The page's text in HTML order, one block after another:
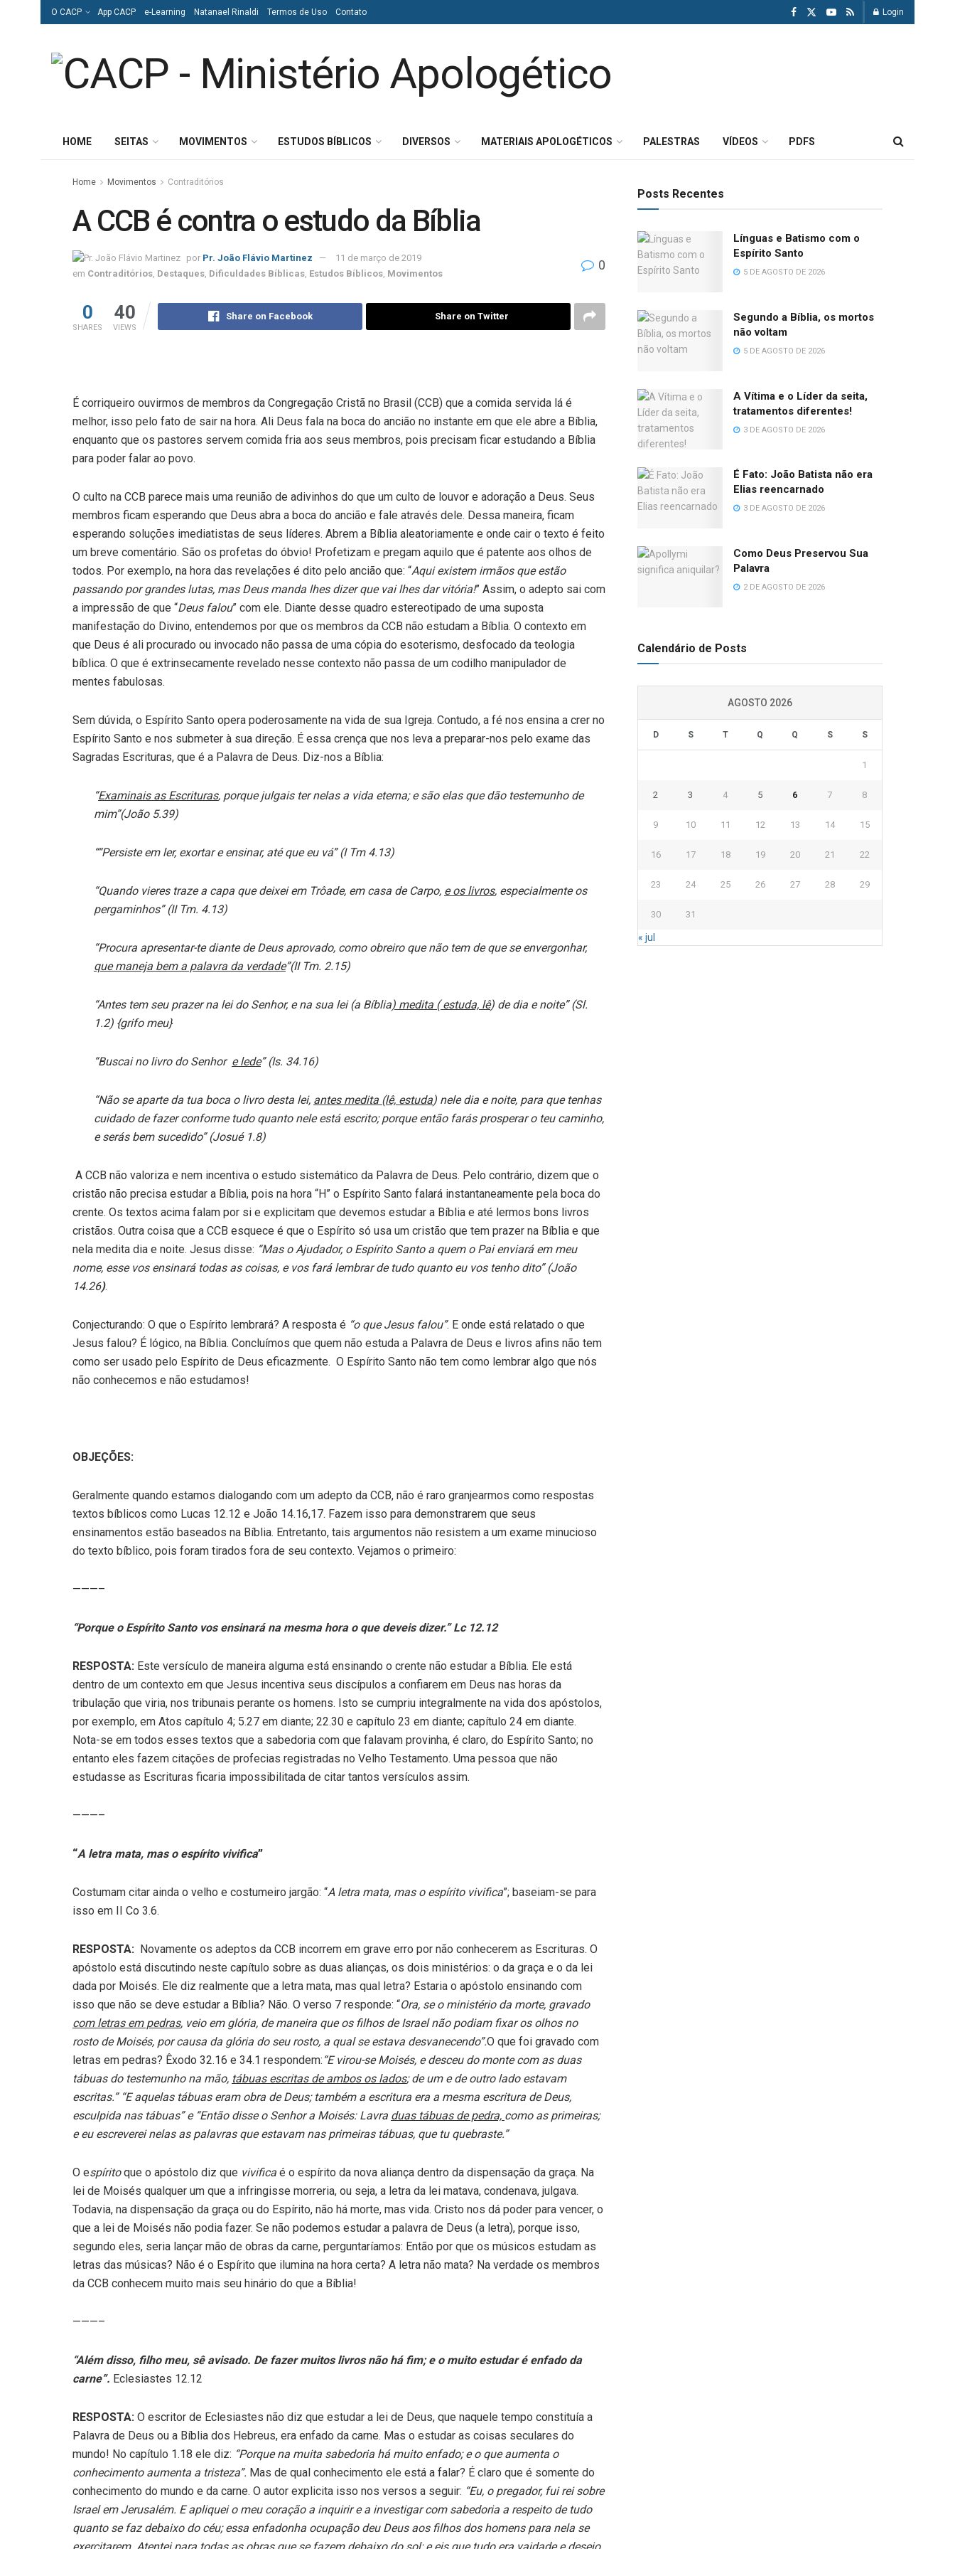
O CACP App CACP e-Learning Natanael Rinaldi Termos de Uso Contato Login
HOME SEITAS MOVIMENTOS ESTUDOS BÍBLICOS DIVERSOS MATERIAIS APOLOGÉTICOS PALESTRAS VÍDEOS PDFS
Home Movimentos Contraditórios
A CCB é contra o estudo da Bíblia
por Pr. João Flávio Martinez
11 de março de 2019
em Contraditórios, Destaques, Dificuldades Bíblicas, Estudos Bíblicos, Movimentos
0
0
SHARES
40
VIEWS
Share on Facebook Share on Twitter
É corriqueiro ouvirmos de membros da Congregação Cristã no Brasil (CCB) que a comida servida lá é
melhor, isso pelo fato de sair na hora. Ali Deus fala na boca do ancião no instante em que ele abre a Bíblia,
enquanto que os pastores servem comida fria aos seus membros, pois precisam ficar estudando a Bíblia
para poder falar ao povo.
O culto na CCB parece mais uma reunião de adivinhos do que um culto de louvor e adoração a Deus. Seus
membros ficam esperando que Deus abra a boca do ancião e fale através dele. Dessa maneira, ficam
esperando soluções imediatistas de seus líderes. Abrem a Bíblia aleatoriamente e onde cair o texto é feito
um breve comentário. São os profetas do óbvio! Profetizam e pregam aquilo que é patente aos olhos de
todos. Por exemplo, na hora das revelações é dito pelo ancião que: “Aqui existem irmãos que estão
passando por grandes lutas, mas Deus manda lhes dizer que vai lhes dar vitória!” Assim, o adepto sai com
a impressão de que “Deus falou” com ele. Diante desse quadro estereotipado de uma suposta
manifestação do Divino, entendemos por que os membros da CCB não estudam a Bíblia. O contexto em
que Deus é ali procurado ou invocado não passa de uma cópia do esoterismo, desfocado da teologia
bíblica. O que é extrinsecamente revelado nesse contexto não passa de um codilho manipulador de
mentes fabulosas.
Sem dúvida, o Espírito Santo opera poderosamente na vida de sua Igreja. Contudo, a fé nos ensina a crer no
Espírito Santo e nos submeter à sua direção. É essa crença que nos leva a preparar-nos pelo exame das
Sagradas Escrituras, que é a Palavra de Deus. Diz-nos a Bíblia:
“Examinais as Escrituras, porque julgais ter nelas a vida eterna; e são elas que dão testemunho de
mim”(João 5.39)
““Persiste em ler, exortar e ensinar, até que eu vá” (I Tm 4.13)
“Quando vieres traze a capa que deixei em Trôade, em casa de Carpo, e os livros, especialmente os
pergaminhos” (II Tm. 4.13)
“Procura apresentar-te diante de Deus aprovado, como obreiro que não tem de que se envergonhar,
que maneja bem a palavra da verdade”(II Tm. 2.15)
“Antes tem seu prazer na lei do Senhor, e na sua lei (a Bíblia) medita ( estuda, lê) de dia e noite” (Sl.
1.2) {grifo meu}
“Buscai no livro do Senhor e lede” (Is. 34.16)
“Não se aparte da tua boca o livro desta lei, antes medita (lê, estuda) nele dia e noite, para que tenhas
cuidado de fazer conforme tudo quanto nele está escrito; porque então farás prosperar o teu caminho,
e serás bem sucedido” (Josué 1.8)
A CCB não valoriza e nem incentiva o estudo sistemático da Palavra de Deus. Pelo contrário, dizem que o
cristão não precisa estudar a Bíblia, pois na hora “H” o Espírito Santo falará instantaneamente pela boca do
crente. Os textos acima falam por si e explicitam que devemos estudar a Bíblia e até lermos bons livros
cristãos. Outra coisa que a CCB esquece é que o Espírito só usa um cristão que tem prazer na Bíblia e que
nela medita dia e noite. Jesus disse: “Mas o Ajudador, o Espírito Santo a quem o Pai enviará em meu
nome, esse vos ensinará todas as coisas, e vos fará lembrar de tudo quanto eu vos tenho dito” (João
14.26).
Conjecturando: O que o Espírito lembrará? A resposta é “o que Jesus falou”. E onde está relatado o que
Jesus falou? É lógico, na Bíblia. Concluímos que quem não estuda a Palavra de Deus e livros afins não tem
como ser usado pelo Espírito de Deus eficazmente. O Espírito Santo não tem como lembrar algo que nós
não conhecemos e não estudamos!
OBJEÇÕES:
Geralmente quando estamos dialogando com um adepto da CCB, não é raro granjearmos como respostas
textos bíblicos como Lucas 12.12 e João 14.16,17. Fazem isso para demonstrarem que seus
ensinamentos estão baseados na Bíblia. Entretanto, tais argumentos não resistem a um exame minucioso
do texto bíblico, pois foram tirados fora de seu contexto. Vejamos o primeiro:
———–
“Porque o Espírito Santo vos ensinará na mesma hora o que deveis dizer.” Lc 12.12
RESPOSTA: Este versículo de maneira alguma está ensinando o crente não estudar a Bíblia. Ele está
dentro de um contexto em que Jesus incentiva seus discípulos a confiarem em Deus nas horas da
tribulação que viria, nos tribunais perante os homens. Isto se cumpriu integralmente na vida dos apóstolos,
por exemplo, em Atos capítulo 4; 5.27 em diante; 22.30 e capítulo 23 em diante; capítulo 24 em diante.
Nota-se em todos esses textos que a sabedoria com que falavam provinha, é claro, do Espírito Santo; no
entanto eles fazem citações de profecias registradas no Velho Testamento. Uma pessoa que não
estudasse as Escrituras ficaria impossibilitada de citar tantos versículos assim.
———–
“A letra mata, mas o espírito vivifica”
Costumam citar ainda o velho e costumeiro jargão: “A letra mata, mas o espírito vivifica”; baseiam-se para
isso em II Co 3.6.
RESPOSTA: Novamente os adeptos da CCB incorrem em grave erro por não conhecerem as Escrituras. O
apóstolo está discutindo neste capítulo sobre as duas alianças, os dois ministérios: o da graça e o da lei
dada por Moisés. Ele diz realmente que a letra mata, mas qual letra? Estaria o apóstolo ensinando com
isso que não se deve estudar a Bíblia? Não. O verso 7 responde: “Ora, se o ministério da morte, gravado
com letras em pedras, veio em glória, de maneira que os filhos de Israel não podiam fixar os olhos no
rosto de Moisés, por causa da glória do seu rosto, a qual se estava desvanecendo”.O que foi gravado com
letras em pedras? Êxodo 32.16 e 34.1 respondem: “E virou-se Moisés, e desceu do monte com as duas
tábuas do testemunho na mão, tábuas escritas de ambos os lados; de um e de outro lado estavam
escritas.” “E aquelas tábuas eram obra de Deus; também a escritura era a mesma escritura de Deus,
esculpida nas tábuas”e “Então disse o Senhor a Moisés: Lavra duas tábuas de pedra, como as primeiras;
e eu escreverei nelas as palavras que estavam nas primeiras tábuas, que tu quebraste.”
O espíritoque o apóstolo diz que vivifica é o espírito da nova aliança dentro da dispensação da graça. Na
lei de Moisés qualquer um que a infringisse morreria, ou seja, a letra da lei matava, condenava, julgava.
Todavia, na dispensação da graça ou do Espírito, não há morte, mas vida. Cristo nos dá poder para vencer, o
que a lei de Moisés não podia fazer. Se não podemos estudar a palavra de Deus (a letra), porque isso,
segundo eles, seria lançar mão de obras da carne, perguntaríamos: Então por que os músicos estudam as
letras das músicas? Não é o Espírito que ilumina na hora certa? A letra não mata? Na verdade os membros
da CCB conhecem muito mais seu hinário do que a Bíblia!
———–
“Além disso, filho meu, sê avisado. De fazer muitos livros não há fim; e o muito estudar é enfado da
carne”. Eclesiastes 12.12
RESPOSTA: O escritor de Eclesiastes não diz que estudar a lei de Deus, que naquele tempo constituía a
Palavra de Deus ou a Bíblia dos Hebreus, era enfado da carne. Mas o estudar as coisas seculares do
mundo! No capítulo 1.18 ele diz: “Porque na muita sabedoria há muito enfado; e o que aumenta o
conhecimento aumenta a tristeza”. Mas de qual conhecimento ele está a falar? É claro que é somente do
conhecimento do mundo e da carne. O autor explicita isso nos versos a seguir: “Eu, o pregador, fui rei sobre
Israel em Jerusalém. E apliquei o meu coração a inquirir e a investigar com sabedoria a respeito de tudo
quanto se faz debaixo do céu; essa enfadonha ocupação deu Deus aos filhos dos homens para nela se
exercitarem. Atentei para todas as obras que se fazem debaixo do sol; e eis que tudo era vaidade e desejo
Posts Recentes
Línguas e Batismo com o
Espírito Santo
5 DE AGOSTO DE 2026
Segundo a Bíblia, os mortos
não voltam
5 DE AGOSTO DE 2026
A Vítima e o Líder da seita,
tratamentos diferentes!
3 DE AGOSTO DE 2026
É Fato: João Batista não era
Elias reencarnado
3 DE AGOSTO DE 2026
Como Deus Preservou Sua
Palavra
2 DE AGOSTO DE 2026
Calendário de Posts
AGOSTO 2026
D S T Q Q S S
1
2 3 4 5 6 7 8
9 10 11 12 13 14 15
16 17 18 19 20 21 22
23 24 25 26 27 28 29
30 31
« jul